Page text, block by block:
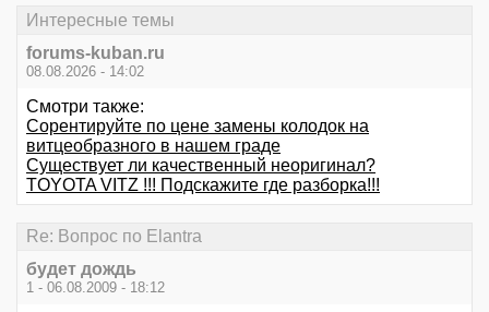
Интересные темы
forums-kuban.ru
08.08.2026 - 14:02
Смотри также:
Сорентируйте по цене замены колодок на
витцеобразного в нашем граде
Существует ли качественный неоригинал?
TOYOTA VITZ !!! Подскажите где разборка!!!
Re: Вопрос по Elantra
будет дождь
1 - 06.08.2009 - 18:12